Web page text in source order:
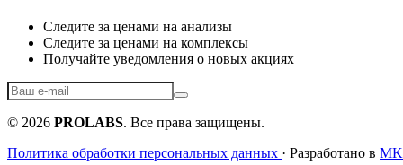
Следите за ценами на анализы
Следите за ценами на комплексы
Получайте уведомления о новых акциях
© 2026 PROLABS. Все права защищены.
Политика обработки персональных данных · Разработано в